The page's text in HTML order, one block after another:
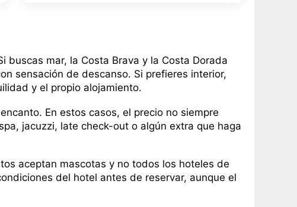
mar, la Costa Brava y la Costa Dorada
sensación de descanso. Si prefieres interior,
y el propio alojamiento.
En estos casos, el precio no siempre
jacuzzi, late check-out o algún extra que haga
aceptan mascotas y no todos los hoteles de
del hotel antes de reservar, aunque el